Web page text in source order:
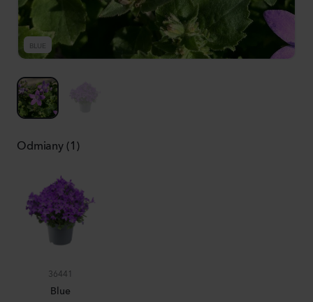
BLUE
Odmiany (1)
36441
Blue